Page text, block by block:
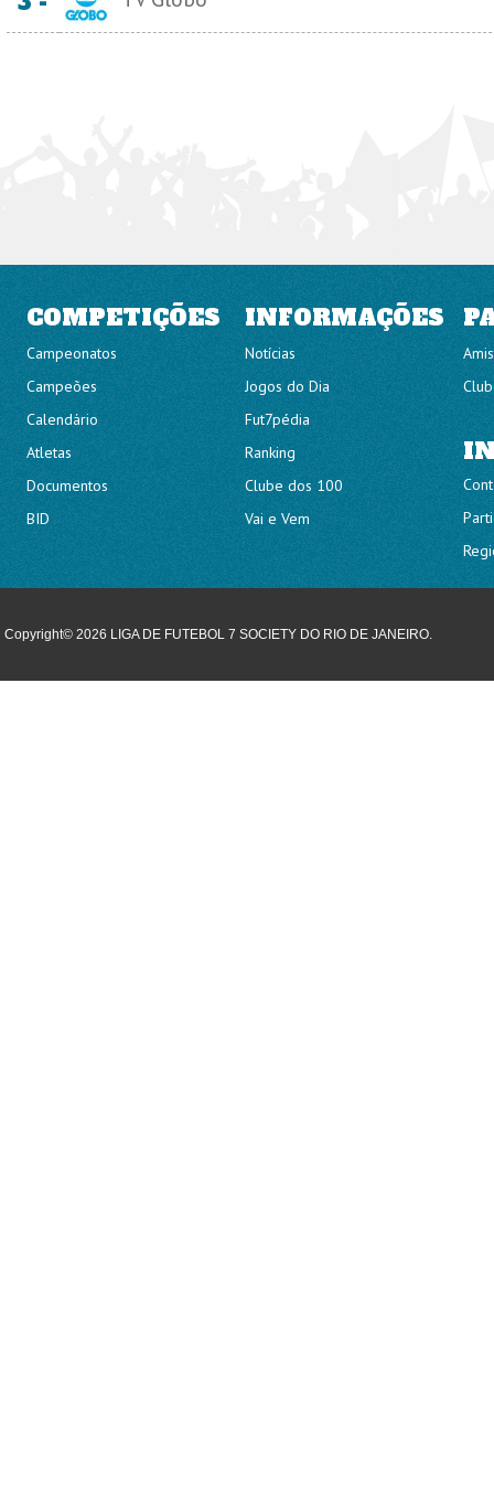
COMPETIÇÕES INFORMAÇÕES
Campeonatos
Campeões
Calendário
Atletas
Documentos
BID
Notícias
Jogos do Dia
Fut7pédia
Ranking
Clube dos 100
Vai e Vem
Copyright© 2026 LIGA DE FUTEBOL 7 SOCIETY DO RIO DE JANEIRO.